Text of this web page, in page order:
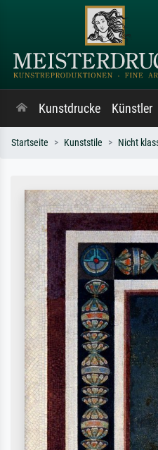
Kunstdrucke Künstler
Startseite Kunststile Nicht